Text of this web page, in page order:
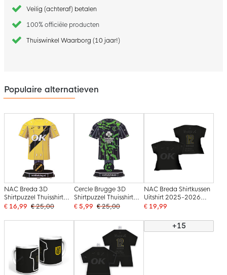
Veilig (achteraf) betalen
100% officiële producten
Thuiswinkel Waarborg (10 jaar!)
Populaire alternatieven
NAC Breda 3D
Shirtpuzzel Thuisshirt
20cm 2025-2026
€ 16,99 € 25,00
Cercle Brugge 3D
Shirtpuzzel Thuisshirt
2025-2026
€ 5,99 € 25,00
NAC Breda Shirtkussen
Uitshirt 2025-2026
Gepersonaliseerd
€ 19,99
+15